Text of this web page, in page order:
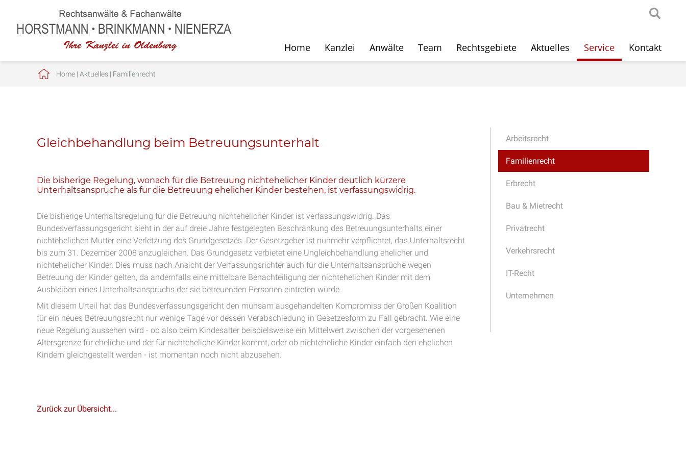
Home Kanzlei Anwälte Team Rechtsgebiete Aktuelles Service Kontakt
Home| Aktuelles| Familienrecht
Arbeitsrecht
Familienrecht
Erbrecht
Bau & Mietrecht
Privatrecht
Verkehrsrecht
IT-Recht
Unternehmen
Gleichbehandlung beim Betreuungsunterhalt
Die bisherige Regelung, wonach für die Betreuung nichtehelicher Kinder deutlich kürzere
Unterhaltsansprüche als für die Betreuung ehelicher Kinder bestehen, ist verfassungswidrig.
Die bisherige Unterhaltsregelung für die Betreuung nichtehelicher Kinder ist verfassungswidrig. Das
Bundesverfassungsgericht sieht in der auf dreie Jahre festgelegten Beschränkung des Betreuungsunterhalts einer
nichtehelichen Mutter eine Verletzung des Grundgesetzes. Der Gesetzgeber ist nunmehr verpflichtet, das Unterhaltsrecht
bis zum 31. Dezember 2008 anzugleichen. Das Grundgesetz verbietet eine Ungleichbehandlung ehelicher und
nichtehelicher Kinder. Dies muss nach Ansicht der Verfassungsrichter auch für die Unterhaltsansprüche wegen
Betreuung der Kinder gelten, da andernfalls eine mittelbare Benachteiligung der nichtehelichen Kinder mit dem
Ausbleiben eines Unterhaltsanspruchs der sie betreuenden Personen eintreten würde.
Mit diesem Urteil hat das Bundesverfassungsgericht den mühsam ausgehandelten Kompromiss der Großen Koalition
für ein neues Betreuungsrecht nur wenige Tage vor dessen Verabschiedung in Gesetzesform zu Fall gebracht. Wie eine
neue Regelung aussehen wird - ob also beim Kindesalter beispielsweise ein Mittelwert zwischen der vorgesehenen
Altersgrenze für eheliche und der für nichteheliche Kinder kommt, oder ob nichteheliche Kinder einfach den ehelichen
Kindern gleichgestellt werden - ist momentan noch nicht abzusehen.
Zurück zur Übersicht...